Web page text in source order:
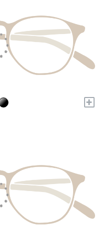
+